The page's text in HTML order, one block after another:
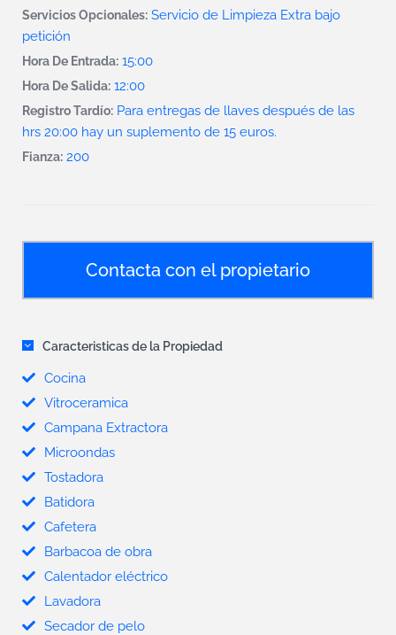
Servicios Opcionales: Servicio de Limpieza Extra bajo
petición
Hora De Entrada: 15:00
Hora De Salida: 12:00
Registro Tardío: Para entregas de llaves después de las
hrs 20:00 hay un suplemento de 15 euros.
Fianza: 200
Contacta con el propietario
Caracteristicas de la Propiedad
Cocina
Vitroceramica
Campana Extractora
Microondas
Tostadora
Batidora
Cafetera
Barbacoa de obra
Calentador eléctrico
Lavadora
Secador de pelo